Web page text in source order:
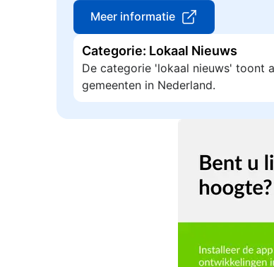
Meer informatie
Categorie: Lokaal Nieuws
De categorie 'lokaal nieuws' toont
gemeenten in Nederland.